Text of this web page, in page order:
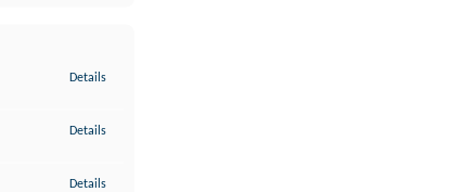
Details
Details
Details